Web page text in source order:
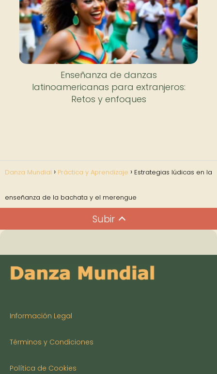
Enseñanza de danzas
latinoamericanas para extranjeros:
Retos y enfoques
Danza Mundial Práctica y Aprendizaje Estrategias lúdicas en la
enseñanza de la bachata y el merengue
Subir
Información Legal
Términos y Condiciones
Política de Cookies